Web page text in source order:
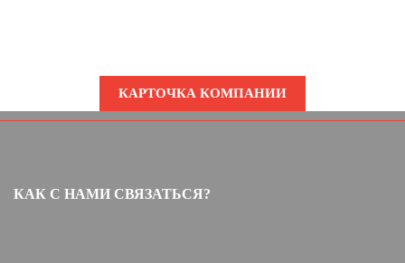
КАРТОЧКА КОМПАНИИ
КАК С НАМИ СВЯЗАТЬСЯ?